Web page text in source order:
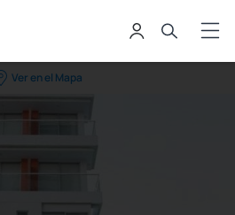
Ver en el Mapa